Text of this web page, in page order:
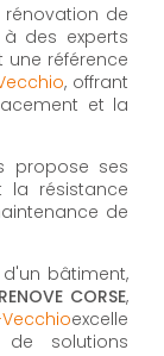
de
des experts
une référence
, offrant
et la
propose ses
la résistance
de
bâtiment,
CORSE,
excelle
solutions